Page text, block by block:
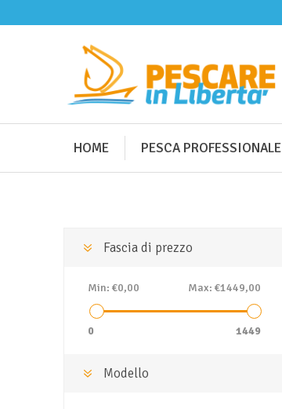
HOME PESCA PROFESSIONALE
Fascia di prezzo
Min: €0,00 Max: €1449,00
0 1449
Modello